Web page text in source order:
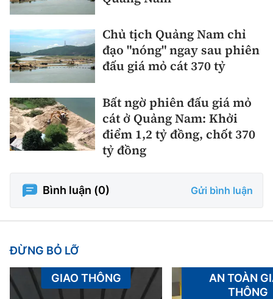
Chủ tịch Quảng Nam chỉ
đạo "nóng" ngay sau phiên
đấu giá mỏ cát 370 tỷ
Bất ngờ phiên đấu giá mỏ
cát ở Quảng Nam: Khởi
điểm 1,2 tỷ đồng, chốt 370
tỷ đồng
Bình luận (0) Gửi bình luận
ĐỪNG BỎ LỠ
GIAO THÔNG
AN TOÀN
THÔNG